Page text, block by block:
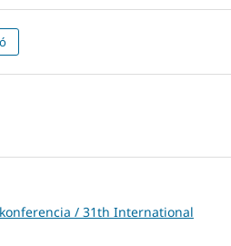
/ 31th International